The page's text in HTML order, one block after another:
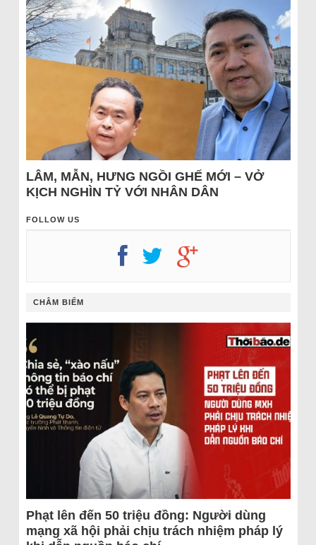
LÂM, MẪN, HƯNG NGỒI GHẾ MỚI – VỞ
KỊCH NGHÌN TỶ VỚI NHÂN DÂN
FOLLOW US
CHÂM BIẾM
Phạt lên đến 50 triệu đồng: Người dùng
mạng xã hội phải chịu trách nhiệm pháp lý